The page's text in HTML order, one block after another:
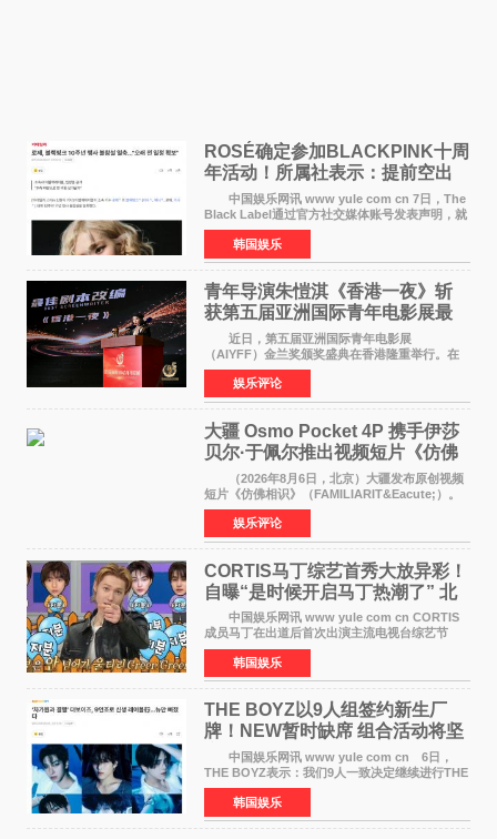
ROSÉ确定参加BLACKPINK十周
年活动！所属社表示：提前空出
了时间
中国娱乐网讯 www yule com cn 7日，The
Black Label通过官方社交媒体账号发表声明，就
近期网络上关于ROS&Eacute;个人行程及是否参
加BLACKPINK出道纪念活动的种种猜测作出正
式回应。 Th
韩国娱乐
青年导演朱愷淇《香港一夜》斩
获第五届亚洲国际青年电影展最
佳剧本改编奖
近日，第五届亚洲国际青年电影展
（AIYFF）金兰奖颁奖盛典在香港隆重举行。在
这场汇聚数百位海内外电影人、文化界人士及媒
体代表的亚洲青年影视盛会上，香港本土电影
《香港一夜》（Dawn in Ho
娱乐评论
大疆 Osmo Pocket 4P 携手伊莎
贝尔·于佩尔推出视频短片《仿佛
相识》
（2026年8月6日，北京）大疆发布原创视频
短片《仿佛相识》（FAMILIARIT&Eacute;）。
视频短片由戛纳国际电影节最佳女演员伊莎贝尔·
于佩尔（Isabelle Huppert）主演，全程使用大
疆首款双主摄口
娱乐评论
CORTIS马丁综艺首秀大放异彩！
自曝“是时候开启马丁热潮了” 北
美巡演火热进行中
中国娱乐网讯 www yule com cn CORTIS
成员马丁在出道后首次出演主流电视台综艺节
目，展现了多才多艺的魅力。 马丁出演了5日
播出的MBC《Radio Star》Fashion与Passion
之间，I&lsquo;m
韩国娱乐
THE BOYZ以9人组签约新生厂
牌！NEW暂时缺席 组合活动将坚
定不移继续
中国娱乐网讯 www yule com cn 6日，
THE BOYZ表示：我们9人一致决定继续进行THE
BOYZ组合活动，并且已经完成了组合团体活动
签约。目前正在新生厂牌下进行活动准备。尚未
离开THE BOYZ原所
韩国娱乐